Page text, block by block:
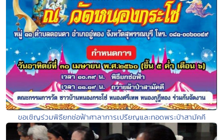
ขอเชิญร่วมพิธียกช่อฟ้าศาลาการเปรียญและทอดพระป่าสามัคคี